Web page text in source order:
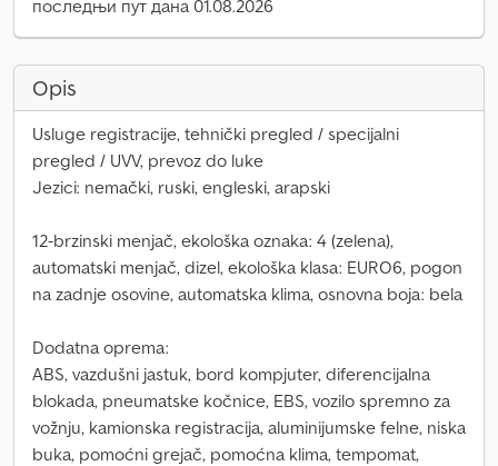
последњи пут дана 01.08.2026
Opis
Usluge registracije, tehnički pregled / specijalni
pregled / UVV, prevoz do luke
Jezici: nemački, ruski, engleski, arapski
12-brzinski menjač, ekološka oznaka: 4 (zelena),
automatski menjač, dizel, ekološka klasa: EURO6, pogon
na zadnje osovine, automatska klima, osnovna boja: bela
Dodatna oprema:
ABS, vazdušni jastuk, bord kompjuter, diferencijalna
blokada, pneumatske kočnice, EBS, vozilo spremno za
vožnju, kamionska registracija, aluminijumske felne, niska
buka, pomoćni grejač, pomoćna klima, tempomat,